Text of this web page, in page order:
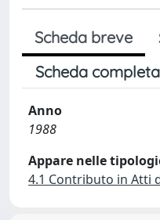
Scheda breve
Scheda
Anno
1988
Appare nelle
4.1 Contributo in Atti